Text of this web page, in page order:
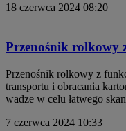
18 czerwca 2024 08:20
Przenośnik rolkowy
Przenośnik rolkowy z
transportu i obracania
wadze w celu łatwego
7 czerwca 2024 10:33